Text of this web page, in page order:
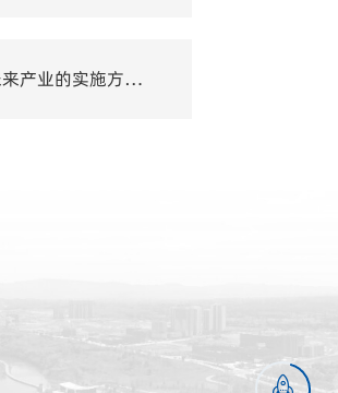
转发：四川省人民政府办公厅印发《关于发展壮大新兴产业加快培育未来产业的实施方案（2025—2027年）》的通知